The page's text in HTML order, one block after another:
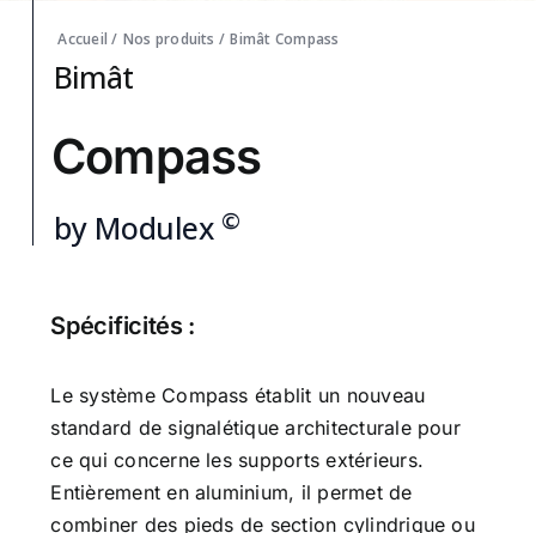
Accueil / Nos produits / Bimât Compass
Bimât
Compass
by Modulex ©
Spécificités :
Le système Compass établit un nouveau
standard de signalétique architecturale pour
ce qui concerne les supports extérieurs.
Entièrement en aluminium, il permet de
combiner des pieds de section cylindrique ou